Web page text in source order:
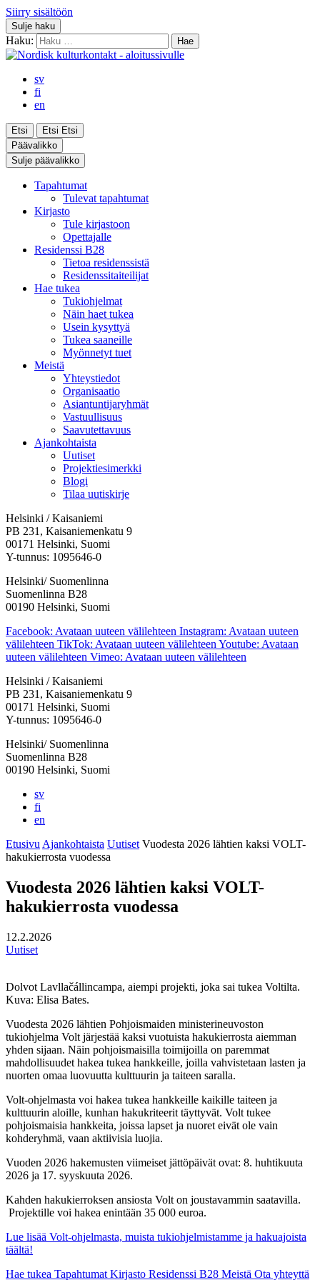
Siirry sisältöön
Sulje haku
Haku:
sv
fi
en
Etsi Etsi Etsi
Päävalikko
Sulje päävalikko
Tapahtumat
Tulevat tapahtumat
Kirjasto
Tule kirjastoon
Opettajalle
Residenssi B28
Tietoa residenssistä
Residenssitaiteilijat
Hae tukea
Tukiohjelmat
Näin haet tukea
Usein kysyttyä
Tukea saaneille
Myönnetyt tuet
Meistä
Yhteystiedot
Organisaatio
Asiantuntijaryhmät
Vastuullisuus
Saavutettavuus
Ajankohtaista
Uutiset
Projektiesimerkki
Blogi
Tilaa uutiskirje
Helsinki / Kaisaniemi
PB 231, Kaisaniemenkatu 9
00171 Helsinki, Suomi
Y-tunnus: 1095646-0
Helsinki/ Suomenlinna
Suomenlinna B28
00190 Helsinki, Suomi
Facebook: Avataan uuteen välilehteen Instagram: Avataan uuteen
välilehteen TikTok: Avataan uuteen välilehteen Youtube: Avataan
uuteen välilehteen Vimeo: Avataan uuteen välilehteen
Helsinki / Kaisaniemi
PB 231, Kaisaniemenkatu 9
00171 Helsinki, Suomi
Y-tunnus: 1095646-0
Helsinki/ Suomenlinna
Suomenlinna B28
00190 Helsinki, Suomi
sv
fi
en
Etusivu Ajankohtaista Uutiset Vuodesta 2026 lähtien kaksi VOLT-
hakukierrosta vuodessa
Vuodesta 2026 lähtien kaksi VOLT-
hakukierrosta vuodessa
12.2.2026
Uutiset
Dolvot Lavllačállincampa, aiempi projekti, joka sai tukea Voltilta.
Kuva: Elisa Bates.
Vuodesta 2026 lähtien Pohjoismaiden ministerineuvoston
tukiohjelma Volt järjestää kaksi vuotuista hakukierrosta aiemman
yhden sijaan. Näin pohjoismaisilla toimijoilla on paremmat
mahdollisuudet hakea tukea hankkeille, joilla vahvistetaan lasten ja
nuorten omaa luovuutta kulttuurin ja taiteen saralla.
Volt-ohjelmasta voi hakea tukea hankkeille kaikille taiteen ja
kulttuurin aloille, kunhan hakukriteerit täyttyvät. Volt tukee
pohjoismaisia hankkeita, joissa lapset ja nuoret eivät ole vain
kohderyhmä, vaan aktiivisia luojia.
Vuoden 2026 hakemusten viimeiset jättöpäivät ovat: 8. huhtikuuta
2026 ja 17. syyskuuta 2026.
Kahden hakukierroksen ansiosta Volt on joustavammin saatavilla.
Projektille voi hakea enintään 35 000 euroa.
Lue lisää Volt-ohjelmasta, muista tukiohjelmistamme ja hakuajoista
täältä!
Hae tukea Tapahtumat Kirjasto Residenssi B28 Meistä Ota yhteyttä